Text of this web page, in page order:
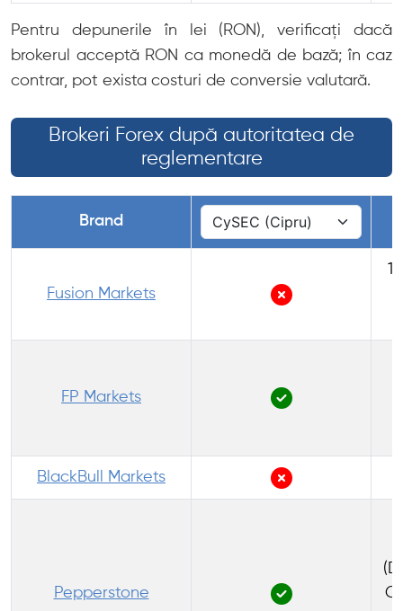
Pentru depunerile în lei (RON), verificați dacă
brokerul acceptă RON ca monedă de bază; în caz
contrar, pot exista costuri de conversie valutară.
Brokeri Forex după autoritatea de
reglementare
Brand
Fusion Markets
FP Markets
BlackBull Markets
Pepperstone